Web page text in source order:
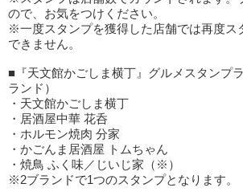
ので、お気をつけください。
※一度スタンプを獲得した店舗では再度ス
できません。
■『天文館かごしま横丁』グルメスタンプ
ランド）
・天文館かごしま横丁
・居酒屋中華 花呑
・ホルモン焼肉 分家
・かごんま居酒屋 トムちゃん
・焼鳥 ふく味／じいじ家（※）
※2ブランドで1つのスタンプとなります。